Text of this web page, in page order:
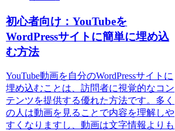
初心者向け：YouTubeを
WordPressサイトに簡単に埋め込
む方法
YouTube動画を自分のWordPressサイトに
埋め込むことは、訪問者に視覚的なコン
テンツを提供する優れた方法です。多く
の人は動画を見ることで内容を理解しや
すくなりますし、動画は文字情報よりも